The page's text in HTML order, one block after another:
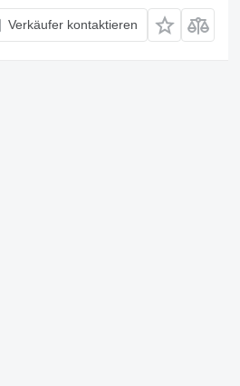
Verkäufer kontaktieren